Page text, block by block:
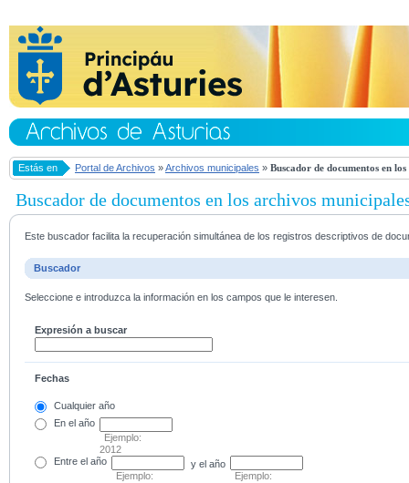
Estás en Portal de Archivos »Archivos municipales » Buscador de documentos en
Buscador de documentos en los archivos
Este buscador facilita la recuperación simultánea de los registros descriptivos de
Buscador
Seleccione e introduzca la información en los campos que le interesen.
Expresión a buscar
Fechas
Cualquier año
En el año
Ejemplo:
2012
Entre el año
Ejemplo:
y el año
Ejemplo: